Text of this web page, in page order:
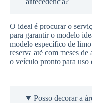
antecedência?
O ideal é procurar o
para garantir o modelo
modelo específico de
reserva até com meses de
o veículo pronto para uso
Posso decorar a